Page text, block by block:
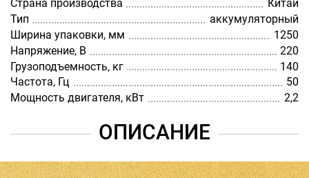
Страна производства
Китай
Тип
аккумуляторный
Ширина упаковки, мм
1250
Напряжение, В
220
Грузоподъемность, кг
140
Частота, Гц
50
Мощность двигателя, кВт
2,2
ОПИСАНИЕ